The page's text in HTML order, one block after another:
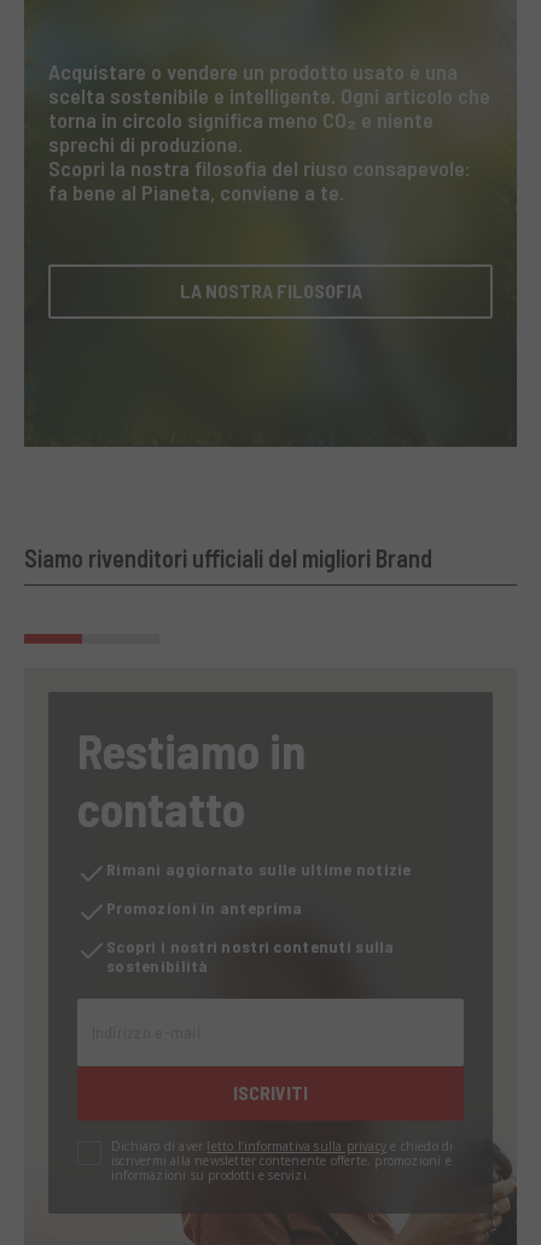
Acquistare o vendere un prodotto usato è una
scelta sostenibile e intelligente. Ogni articolo che
torna in circolo significa meno CO₂ e niente
sprechi di produzione.
Scopri la nostra filosofia del riuso consapevole:
fa bene al Pianeta, conviene a te.
LA NOSTRA FILOSOFIA
Siamo rivenditori ufficiali del migliori Brand
Restiamo in
contatto
Rimani aggiornato sulle ultime notizie
Promozioni in anteprima
Scopri i nostri nostri contenuti sulla
sostenibilità
ISCRIVITI
Dichiaro di aver letto l’informativa sulla privacy e chiedo di
iscrivermi alla newsletter contenente offerte, promozioni e
informazioni su prodotti e servizi.